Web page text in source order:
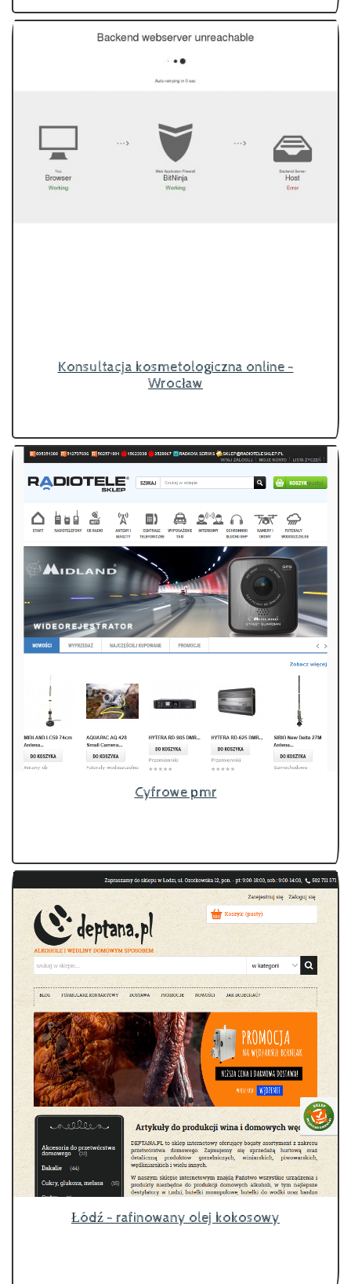
Konsultacja kosmetologiczna online -
Wrocław
Cyfrowe pmr
Łódź - rafinowany olej kokosowy